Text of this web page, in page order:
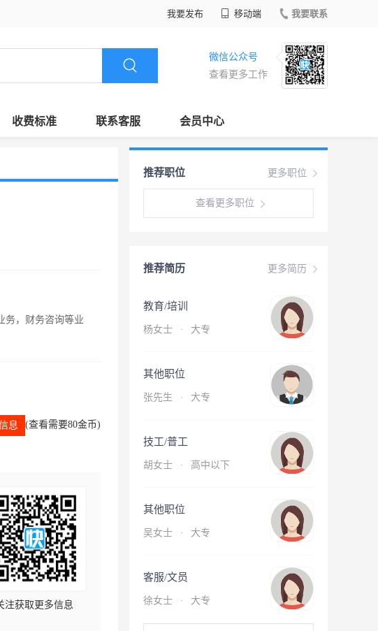
我要发布 移动端 我要联系
微信公众号
查看更多工作
收费标准 联系客服 会员中心
务，财务咨询等业
息 (查看需要80金币)
注获取更多信息
更多职位
推荐职位
查看更多职位
更多简历
推荐简历
教育/培训
杨女士 · 大专
其他职位
张先生 · 大专
技工/普工
胡女士 · 高中以下
其他职位
吴女士 · 大专
客服/文员
徐女士 · 大专